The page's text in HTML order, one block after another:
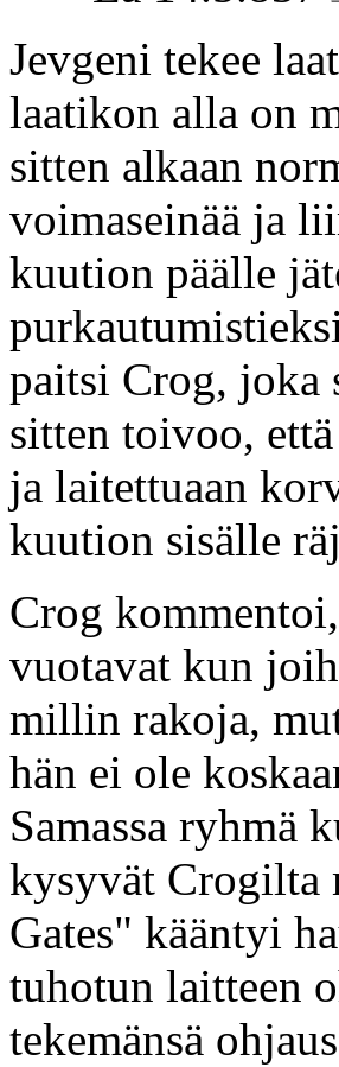
Jevgeni tekee
laatikon alla on
sitten alkaan
voimaseinää ja
kuution päälle
paitsi Crog, joka
sitten toivoo,
ja laitettuaan
kuution sisälle
Crog
vuotavat kun
millin rakoja,
hän ei ole
Samassa ryhmä
kysyvät Crogilta
Gates" kääntyi
tuhotun laitteen
tekemänsä